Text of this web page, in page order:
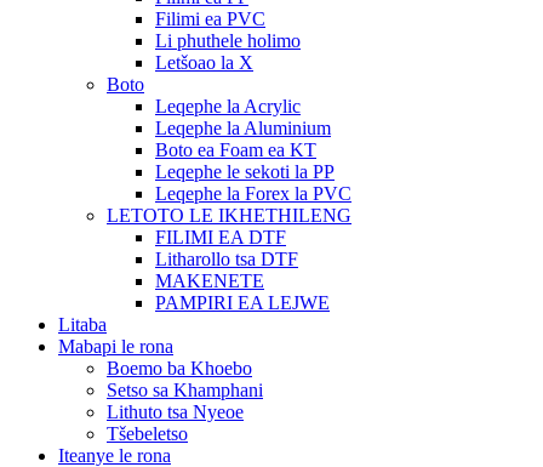
Filimi ea PVC
Li phuthele holimo
Letšoao la X
Boto
Leqephe la Acrylic
Leqephe la Aluminium
Boto ea Foam ea KT
Leqephe le sekoti la PP
Leqephe la Forex la PVC
LETOTO LE IKHETHILENG
FILIMI EA DTF
Litharollo tsa DTF
MAKENETE
PAMPIRI EA LEJWE
Litaba
Mabapi le rona
Boemo ba Khoebo
Setso sa Khamphani
Lithuto tsa Nyeoe
Tšebeletso
Iteanye le rona